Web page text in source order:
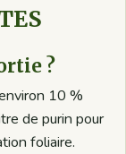
?
10 %
de purin pour
foliaire.